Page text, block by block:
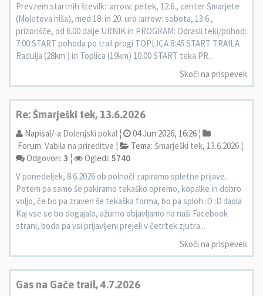
Prevzem startnih številk: :arrow: petek, 12.6., center Šmarjete
(Moletova hiša), med 18. in 20. uro :arrow: sobota, 13.6.,
prizorišče, od 6.00 dalje URNIK in PROGRAM: Odrasli teki/pohod:
7:00 START pohoda po trail progi TOPLICA 8:45 START TRAILA
Radulja (28km ) in Toplica (19km) 10.00 START teka PR...
Skoči na prispevek
Re: Šmarješki tek, 13.6.2026
Napisal/-a Dolenjski pokal ¦
04 Jun 2026, 16:26 ¦
Forum: Vabila na prireditve ¦ Tema: Šmarješki tek, 13.6.2026 ¦
Odgovori: 3 ¦ Ogledi: 5740
V ponedeljek, 8.6.2026 ob polnoči zapiramo spletne prijave.
Potem pa samo še pakiramo tekaško opremo, kopalke in dobro
voljo, če bo pa zraven še tekaška forma, bo pa sploh :D :D :laola
Kaj vse se bo dogajalo, ažurno objavljamo na naši Facebook
strani, bodo pa vsi prijavljeni prejeli v četrtek zjutra...
Skoči na prispevek
Gas na Gače trail, 4.7.2026